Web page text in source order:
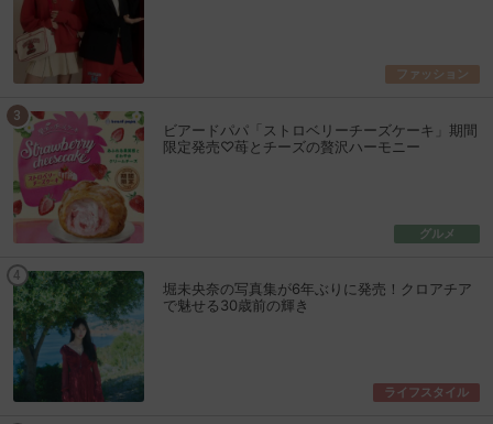
ファッション
ビアードパパ「ストロベリーチーズケーキ」期間
限定発売♡苺とチーズの贅沢ハーモニー
グルメ
堀未央奈の写真集が6年ぶりに発売！クロアチア
で魅せる30歳前の輝き
ライフスタイル